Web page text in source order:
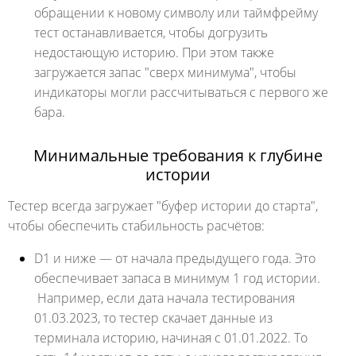
обращении к новому символу или таймфрейму
тест останавливается, чтобы догрузить
недостающую историю. При этом также
загружается запас "сверх минимума", чтобы
индикаторы могли рассчитываться с первого же
бара.
Минимальные требования к глубине
истории
Тестер всегда загружает "буфер истории до старта",
чтобы обеспечить стабильность расчётов:
D1 и ниже — от начала предыдущего года. Это
обеспечивает запаса в минимум 1 год истории.
Например, если дата начала тестирования
01.03.2023, то тестер скачает данные из
терминала историю, начиная с 01.01.2022. То